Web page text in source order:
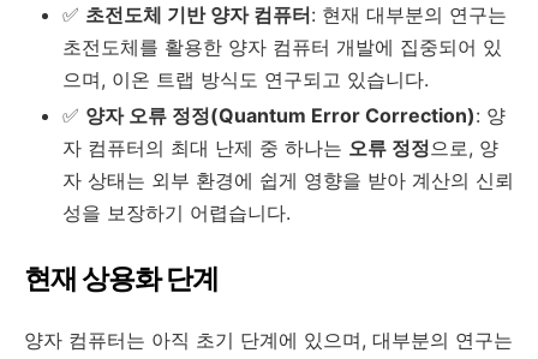
✅ 초전도체 기반 양자 컴퓨터: 현재 대부분의 연구는
초전도체를 활용한 양자 컴퓨터 개발에 집중되어 있
으며, 이온 트랩 방식도 연구되고 있습니다.
✅ 양자 오류 정정(Quantum Error Correction): 양
자 컴퓨터의 최대 난제 중 하나는 오류 정정으로, 양
자 상태는 외부 환경에 쉽게 영향을 받아 계산의 신뢰
성을 보장하기 어렵습니다.
현재 상용화 단계
양자 컴퓨터는 아직 초기 단계에 있으며, 대부분의 연구는